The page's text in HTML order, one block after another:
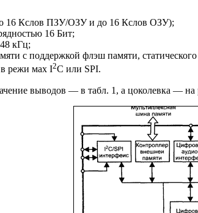
16 Кслов ПЗУ/ОЗУ и до 16 Кслов ОЗУ);
16 Бит;
кГц;
с поддержкой флэш памяти,
режи мах I2C или SPI.
выводов — в табл. 1, а цоколевка — на